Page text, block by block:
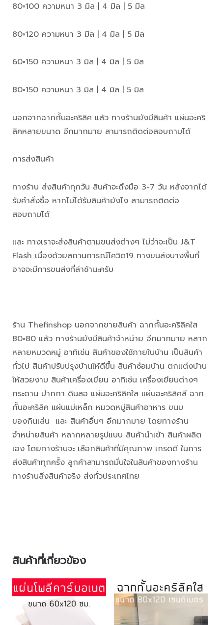
80×100 ความหนา 3 มิล | 4 มิล | 5 มิล
80×120 ความหนา 3 มิล | 4 มิล | 5 มิล
60×150 ความหนา 3 มิล | 4 มิล | 5 มิล
80×150 ความหนา 3 มิล | 4 มิล | 5 มิล
นอกจากฉากกั้นอะคริลิค แล้ว ทางร้านยังมีสินค้า แผ่นอะคริ
ลิคหลายขนาด อีกมากมาย สามารถติดต่อสอบถามได้
การส่งสินค้า
ทางร้าน ส่งสินค้าทุกวัน สินค้าจะถึงมือ 3-7 วัน หลังจากได้
รับคำสั่งซื้อ หากไม่ได้รับสินค้ายังไง สามารถติดต่อ
สอบถามได้
และ ทางเราจะส่งสินค้าตามขนส่งต่างๆ ไม่ว่าจะเป็น J&T
Flash เนื่องด้วยสถานการณ์โควิด19 ทางขนส่งบางพื้นที่
อาจจะมีการขนส่งที่ล่าช้านะครับ
ร้าน Thefinshop นอกจากขายสินค้า ฉากกั้นอะคริลิคใส
80×80 แล้ว ทางร้านยังมีสินค้าจำหน่าย อีกมากมาย หลาก
หลายหมวดหมู่ อาทิเช่น สินค้าของใช้ภายในบ้าน เป็นสินค้า
ทั่วไป สินค้าปรับปรุงบ้านให้ดีขึ้น สินค้าซ่อมบ้าน ตกแต่งบ้าน
ให้สวยงาม สินค้าเครื่องเขียน อาทิเช่น เครื่องเขียนต่างๆ
กระดาน ปากกา ดินสอ แผ่นอะคริลิคใส แผ่นอะคริลิคสี ฉาก
กั้นอะคริลิค แผ่นแม่เหล็ก หมวดหมู่สินค้าอาหาร ขนม
ของกินเล่น และ สินค้าอื่นๆ อีกมากมาย โดยทางร้าน
จำหน่ายสินค้า หลากหลายรูปแบบ สินค้านำเข้า สินค้าผลิต
เอง โดยทางร้านจะ เลือกสินค้าที่มีคุณภาพ เกรดดี ในการ
ส่งสินค้าทุกครั้ง ลูกค้าสามารถมั่นใจในสินค้าของทางร้าน
ทางร้านสิ่งสินค้าจริง ส่งทั่วประเทศไทย
สินค้าที่เกี่ยวข้อง